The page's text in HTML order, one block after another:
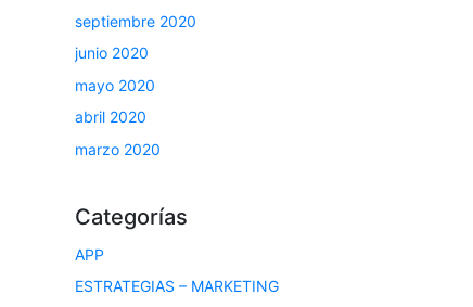
septiembre 2020
junio 2020
mayo 2020
abril 2020
marzo 2020
Categorías
APP
ESTRATEGIAS – MARKETING